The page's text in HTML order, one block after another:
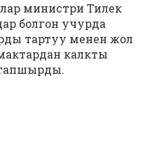
министри Тилек
болгон учурда
тартуу менен жол
калкты
тапшырды.